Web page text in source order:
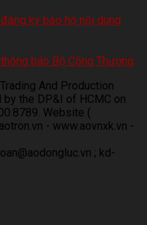
And Production
the DP&I of HCMC on
Website (
- www.aovnxk.vn -
; kd-